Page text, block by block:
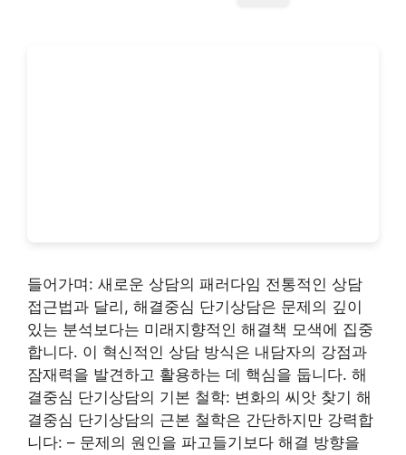
들어가며: 새로운 상담의 패러다임 전통적인 상담
접근법과 달리, 해결중심 단기상담은 문제의 깊이
있는 분석보다는 미래지향적인 해결책 모색에 집중
합니다. 이 혁신적인 상담 방식은 내담자의 강점과
잠재력을 발견하고 활용하는 데 핵심을 둡니다. 해
결중심 단기상담의 기본 철학: 변화의 씨앗 찾기 해
결중심 단기상담의 근본 철학은 간단하지만 강력합
니다: – 문제의 원인을 파고들기보다 해결 방향을